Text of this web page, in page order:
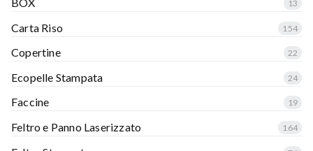
13
Carta Riso 154
Copertine 22
Ecopelle Stampata 24
Faccine 19
Feltro e Panno Laserizzato 164